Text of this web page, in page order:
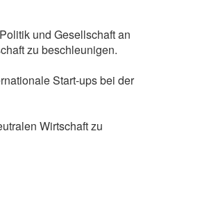
und Gesellschaft an
zu beschleunigen.
Start-ups bei der
Wirtschaft zu